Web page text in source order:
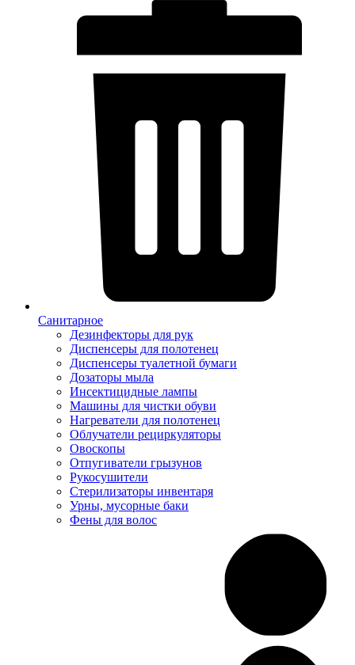
Санитарное
Дезинфекторы для рук
Диспенсеры для полотенец
Диспенсеры туалетной бумаги
Дозаторы мыла
Инсектицидные лампы
Машины для чистки обуви
Нагреватели для полотенец
Облучатели рециркуляторы
Овоскопы
Отпугиватели грызунов
Рукосушители
Стерилизаторы инвентаря
Урны, мусорные баки
Фены для волос